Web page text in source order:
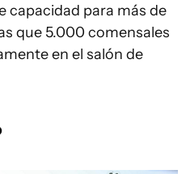
capacidad para más de
que 5.000 comensales
en el salón de